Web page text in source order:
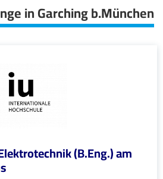
in Garching b.München
(B.Eng.) am